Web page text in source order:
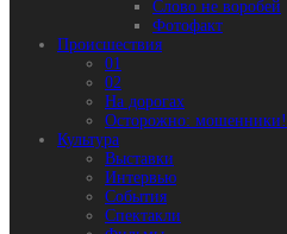
Слово не воробей
Фотофакт
Происшествия
01
02
На дорогах
Осторожно: мошенники!
Культура
Выставки
Интервью
События
Спектакли